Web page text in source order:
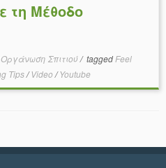
τη Μέθοδο
Οργάνωση Σπιτιού/ tagged Feel
Tips/Video /Youtube